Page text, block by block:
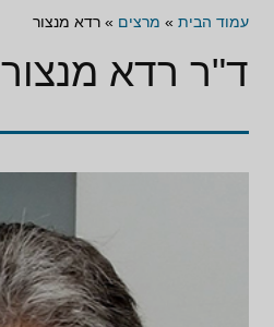
עמוד הבית » מרצים »רדא מנצור
ד"ר רדא מנצור